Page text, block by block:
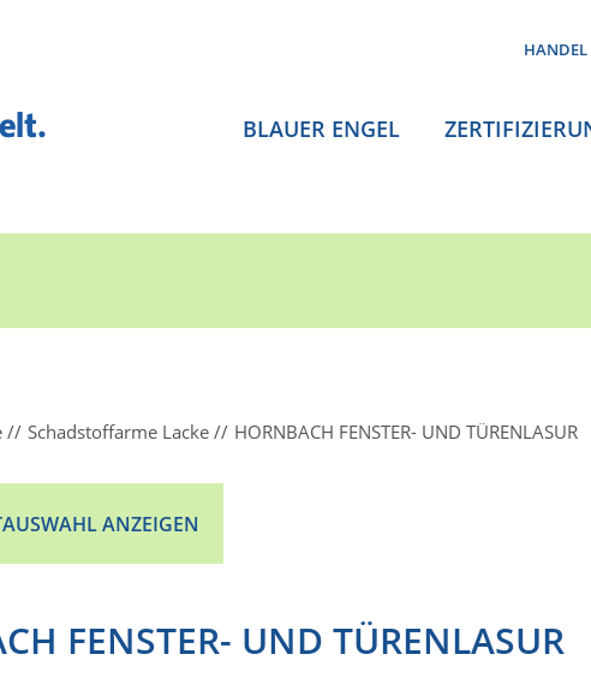
HANDEL
BLAUER ENGEL
Schadstoffarme Lacke HORNBACH FENSTER- UND TÜRENLASUR
ANZEIGEN
FENSTER- UND TÜRENLASUR